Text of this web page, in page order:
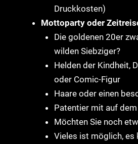
Druckkosten)
Mottoparty oder
Die goldenen 20er
wilden Siebziger?
Helden der Kindheit,
oder Comic-Figur
Haare oder einen
Patentier mit auf
Möchten Sie noch
Vieles ist möglich, es